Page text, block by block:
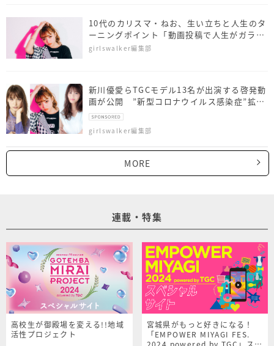
10代のカリスマ・ねお、生い立ちと人生のタ
ーニングポイント「動画投稿で人生がガラッ
と…」
girlswalker編集部
新川優愛らTGCモデル13名が出演する啓発動
画が公開 ”新型コロナウイルス感染症”拡大
防止呼びかけ
girlswalker編集部
MORE
連載・特集
高校生が御殿場を変える!!地域
活性プロジェクト
宮城県がもっと好きになる！
「EMPOWER MIYAGI FES.
2024 powered by TGC」スペ